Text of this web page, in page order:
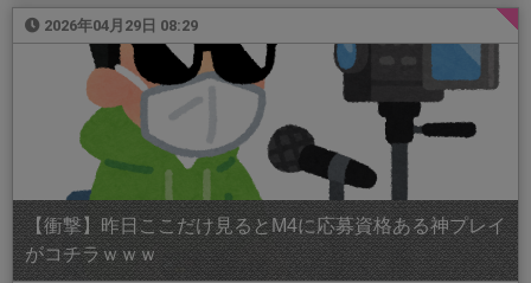
2026年04月29日 08:29
【衝撃】昨日ここだけ見るとM4に応募資格ある神プレイ
がコチラｗｗｗ